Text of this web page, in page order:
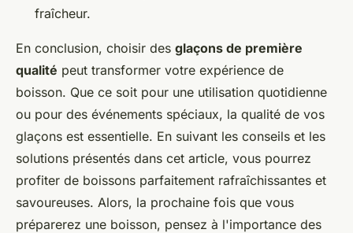
fraîcheur.
En conclusion, choisir des glaçons de première
qualité peut transformer votre expérience de
boisson. Que ce soit pour une utilisation quotidienne
ou pour des événements spéciaux, la qualité de vos
glaçons est essentielle. En suivant les conseils et les
solutions présentés dans cet article, vous pourrez
profiter de boissons parfaitement rafraîchissantes et
savoureuses. Alors, la prochaine fois que vous
préparerez une boisson, pensez à l'importance des